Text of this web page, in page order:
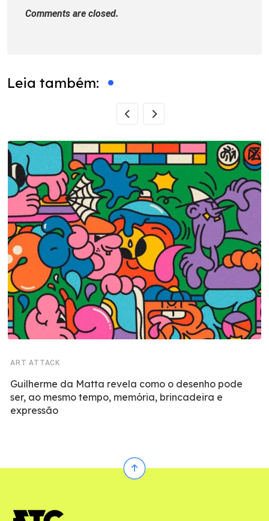
Comments are closed.
Leia também:
ART ATTACK
Guilherme da Matta revela como o desenho pode
ser, ao mesmo tempo, memória, brincadeira e
expressão